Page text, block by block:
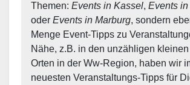
Themen: Events in Kassel, Events
oder Events in Marburg, sondern
Menge Event-Tipps zu
Nähe, z.B. in den unzähligen
Orten in der Ww-Region, haben wir
neuesten Veranstaltungs-Tipps für